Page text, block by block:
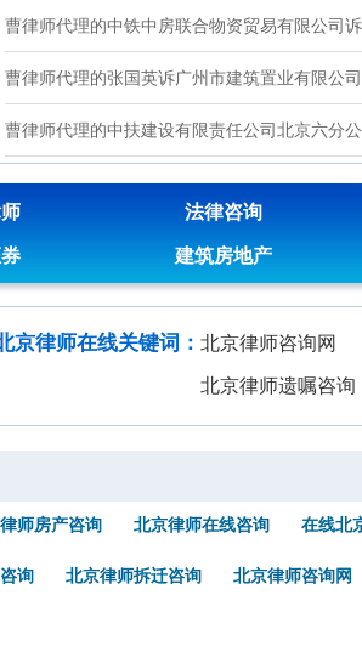
曹律师代理的中铁中房联合物资贸易有限公司诉
曹律师代理的张国英诉广州市建筑置业有限公司
曹律师代理的中扶建设有限责任公司北京六分公
法律咨询
建筑房地产
京律师在线关键词： 北京律师咨询网
北京律师遗嘱咨询
师房产咨询 北京律师在线咨询 在线北
询 北京律师拆迁咨询 北京律师咨询网